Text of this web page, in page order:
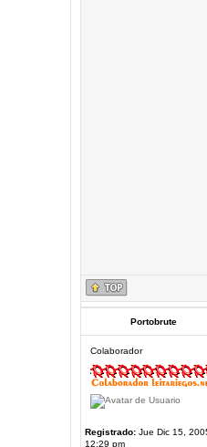
Portobrute
Colaborador
Registrado:Jue Dic 15,
12:29 pm